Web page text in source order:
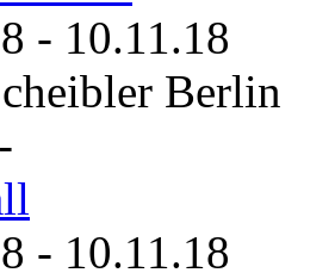
- 10.11.18
Berlin
- 10.11.18